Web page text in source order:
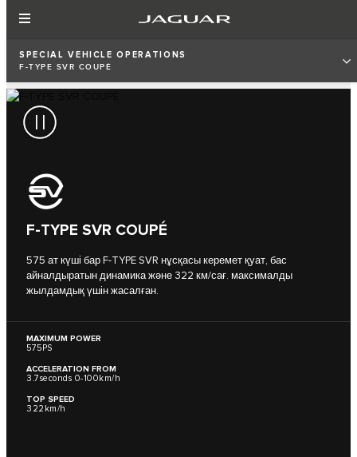
SPECIAL VEHICLE OPERATIONS
F-TYPE SVR COUPÉ
F-TYPE SVR COUPÉ
575 ат күші бар F-TYPE SVR нұсқасы керемет қуат, бас
айналдыратын динамика және 322 км/сағ. максималды
жылдамдық үшін жасалған.
MAXIMUM POWER
575PS
ACCELERATION FROM
3.7seconds 0-100km/h
TOP SPEED
322km/h